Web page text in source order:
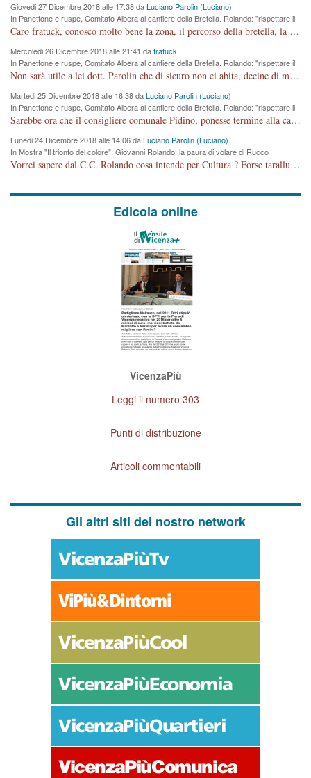
Giovedi 27 Dicembre 2018 alle 17:38 daLuciano Parolin (Luciano)
In Panettone e ruspe, Comitato Albera al cantiere della Bretella. Rolando: "rispettare il
cronoprogramma"
Caro fratuck, conosco molto bene la zona, il percorso della bretella, la situazione dei cittadini, abito in Viale Trento. A partire dal 2003 ho partecipato al Comitato di Maddalene pro bretella, e a riunioni propositive per apportare modifiche al progetto. Numerose mie foto del territorio sono arrivate a Roma, altri miei interventi (non graditi dalla Sx) sono stati pubblicati dal GdV, assieme ad altri come Ciro Asproso, ora favorevole alla bretella. Ho partecipato alla raccolta firme per la chiusura della strada x 5 giorni eseguita dal Sindaco Hullwech per sforamento 180 Micro/g. Pertanto come impegno per la tematica sono apposto con la coscienza. Ora il Progetto è partito, fine! Voglio dire che la nuova Giunta "comunale" non c'entra più. L'opera sarà "malauguratamente" eseguita, ma non con il mio placet. Il Consigliere Comunale dovrebbe capire che la campagna elettorale è finita, con buona pace di tutti. Quello che invece dovrebbe interessare è la proprietà della strada, dall'uscita autostradale Ovest, sino alla Rotatoria dell'Albara, vi sono tre possessori: Autostrade SpA; La Provincia, il Comune. Come la mettiamo per il futuro ? I costi, da 50 sono saliti a 100 milioni di € come dire 20 milioni a KM (!) da non credere. Comunque si farà. Ma nessuno canti Vittoria, anzi meglio non farne un ulteriore fatto "partitico" per questioni elettorali o di seggio. Se mi manda la sua mail, sono disponibile ad inviare i documenti e le foto sopra descritte. Con ossequi, Luciano Parolin
Mercoledi 26 Dicembre 2018 alle 21:41 dafratuck
In Panettone e ruspe, Comitato Albera al cantiere della Bretella. Rolando: "rispettare il
cronoprogramma"
Non sarà utile a lei dott. Parolin che di sicuro non ci abita, decine di migliaia di TIR, automobili e padroncini che passano quotidianamente per una strada appena rotabile, non è più possibile stendere i panni, attraversare la strada senza rischiare la morte, le case stanno crepando, i tempi sono cambiati e la bretella non passerà assolutamente per maddalene (ma cosa sta a dire?!), dia invece responsabilità a chi ha costruito tagliando la strada che doveva invece terminare a isola vicentina e non al moracchino lasciando Motta di Costabissara ancora in panne di traffico. I tempi sono cambiati dottore e se l'anagrafe della vita stagna nell'essere umano impressioni conservatrici, la società non le considera perchè va avanti, si industrializza e ha bisogno di infrastrutture e di sviluppo. Ultima considerazione, se è geloso di Rolando perchè vede in lui solo campagne politiche mentre si difendono i SOLI diritti dei cittadini, la preghiamo faccia considerazioni più appropriate. Saluti e complimenti per i suoi scritti.
Martedi 25 Dicembre 2018 alle 16:38 daLuciano Parolin (Luciano)
In Panettone e ruspe, Comitato Albera al cantiere della Bretella. Rolando: "rispettare il
cronoprogramma"
Sarebbe ora che il consigliere comunale Pidino, ponesse termine alla campagna elettorale nel territorio del suo seggio Villaggio del Sole. La tiraca è iniziata, distruggerà 6 km di prateria ovest della città, ricca di fonti e sorgenti d'acqua. I cittadini di Maddalene non avranno più Pace la notte. Molta colpa per la costruzione di questa Strada è proprio del signor Rolando,dei suoi gazebo mobili e che vuol far passare questa opera VANDALICA come progetto "utile" a chi ? Non è cosa seria sig. Rolando!
Lunedi 24 Dicembre 2018 alle 14:06 daLuciano Parolin (Luciano)
In Mostra "Il trionfo del colore", Giovanni Rolando: la paura di volare di Rucco
Vorrei sapere dal C.C. Rolando cosa intende per Cultura ? Forse tarallucci, vino e sagre, o spaghetti tricolori del PD ? Il continuo (s)parlare della mostra a Palazzo Chiericati caro consigliere DANNEGGIA FORTEMENTE l'immagine della città TUTTA e fa deviare i consensi che in RUSSIA (badi bene ex U.R.S.S.) sono ECCELLENTI. A livello artistico l'evento è di alta Valenza culturale, COMPITO di Tutta la Cittadinanza fare il possibile per propagandare l'iniziativa senza farne UN CASO PARTITICO come fa Lei da sempre. Meno Gazebo + Partecipazione! E così sia. Amen.
Edicola online
VicenzaPiù
Leggi il numero 303
Punti di distribuzione
Articoli commentabili
Gli altri siti del nostro network